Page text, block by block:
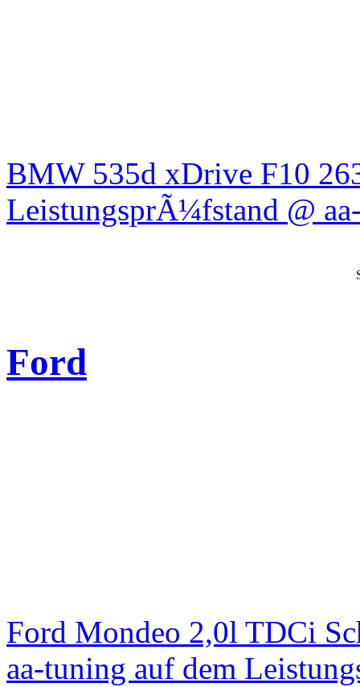
BMW 535d xDrive F10
LeistungsprÃ¼fstand @
Ford
Ford Mondeo 2,0l TDCi
aa-tuning auf dem